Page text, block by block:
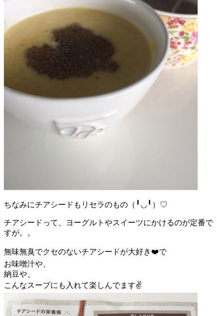
ちなみにチアシードもリセラのもの（╹◡╹）♡
チアシードって、ヨーグルトやスイーツにかけるのが定番で
すが。。
無味無臭でクセのないチアシードが大好き❤️で
お味噌汁や、
納豆や、
こんなスープにも入れて楽しんでます✌️